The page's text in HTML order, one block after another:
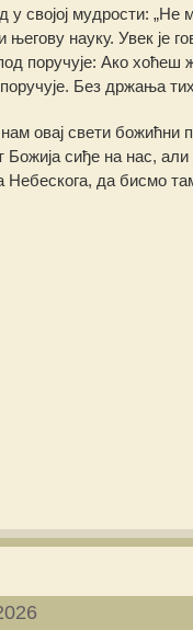
у својој мудрости:
његову науку. Увек је
поручује: Ако хоћеш
Без држања
овај свети божићни
сиђе на нас,
Небескога, да бисмо